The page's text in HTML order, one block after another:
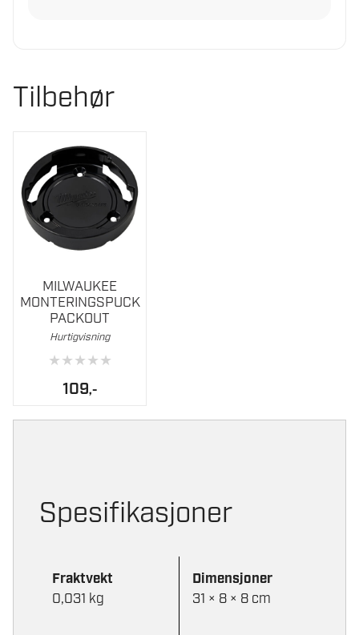
Tilbehør
MILWAUKEE
MONTERINGSPUCK
PACKOUT
Hurtigvisning
★★★★★
109,-
Spesifikasjoner
Fraktvekt
0,031 kg
Dimensjoner
31 × 8 × 8 cm